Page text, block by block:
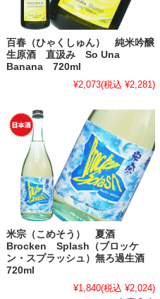
百春（ひゃくしゅん） 純米吟醸
生原酒 直汲み So Una
Banana 720ml
¥2,073(税込 ¥2,281)
米宗（こめそう） 夏酒
Brocken Splash（ブロッケ
ン・スプラッシュ）無ろ過生酒
720ml
¥1,840(税込 ¥2,024)